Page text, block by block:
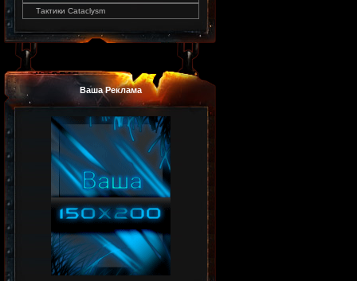
Тактики Cataclysm
Ваша Реклама